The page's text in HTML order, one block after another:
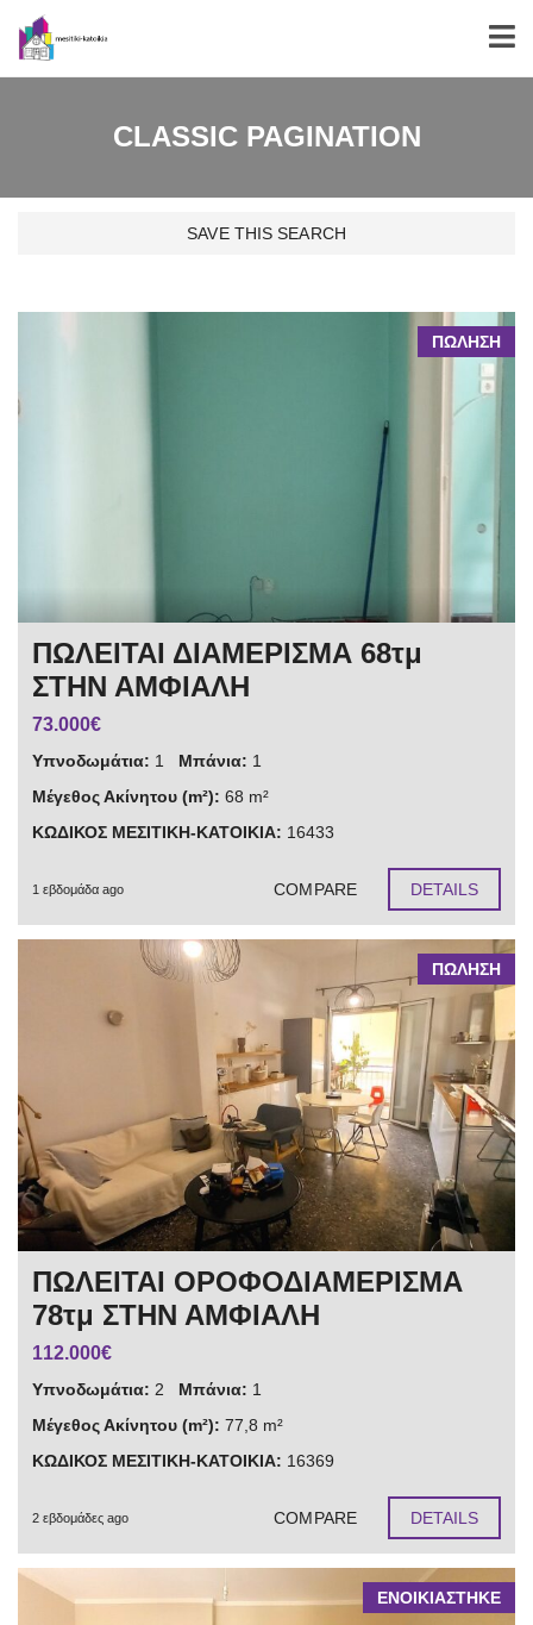
CLASSIC PAGINATION
SAVE THIS SEARCH
ΠΩΛΗΣΗ
ΠΩΛΕΙΤΑΙ ΔΙΑΜΕΡΙΣΜΑ 68τμ
ΣΤΗΝ ΑΜΦΙΑΛΗ
73.000€
Υπνοδωμάτια: 1 Μπάνια: 1
Μέγεθος Ακίνητου (m²): 68 m²
ΚΩΔΙΚΟΣ ΜΕΣΙΤΙΚΗ-ΚΑΤΟΙΚΙΑ: 16433
1 εβδομάδα ago COMPARE DETAILS
ΠΩΛΗΣΗ
ΠΩΛΕΙΤΑΙ ΟΡΟΦΟΔΙΑΜΕΡΙΣΜΑ
78τμ ΣΤΗΝ ΑΜΦΙΑΛΗ
112.000€
Υπνοδωμάτια: 2 Μπάνια: 1
Μέγεθος Ακίνητου (m²): 77,8 m²
ΚΩΔΙΚΟΣ ΜΕΣΙΤΙΚΗ-ΚΑΤΟΙΚΙΑ: 16369
2 εβδομάδες ago COMPARE DETAILS
ΕΝΟΙΚΙΑΣΤΗΚΕ